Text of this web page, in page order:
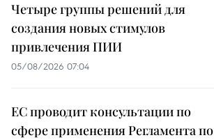
Четыре группы решений для
создания новых стимулов
привлечения ПИИ
05/08/2026 07:04
ЕС проводит консультации по
сфере применения Регламента по